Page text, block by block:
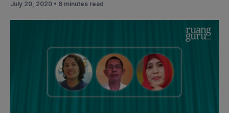
July 20, 2020 • 6 minutes read